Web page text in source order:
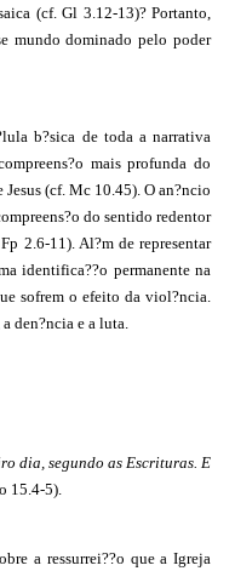
(cf. Gl 3.12-13)? Portanto,
mundo dominado pelo poder
b?sica de toda a narrativa
mais profunda do
(cf. Mc 10.45). O an?ncio
do sentido redentor
2.6-11). Al?m de representar
identifica??o permanente na
sofrem o efeito da viol?ncia.
den?ncia e a luta.
dia, segundo as Escrituras. E
15.4-5).
a ressurrei??o que a Igreja